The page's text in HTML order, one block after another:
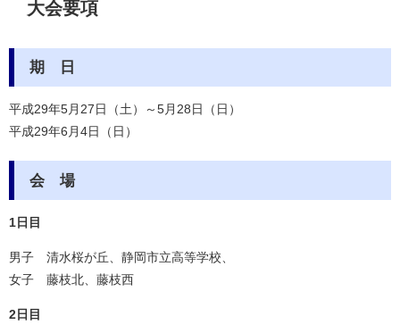
大会要項
期 日
平成29年5月27日（土）～5月28日（日）
平成29年6月4日（日）
会 場
1日目
男子 清水桜が丘、静岡市立高等学校、
女子 藤枝北、藤枝西
2日目